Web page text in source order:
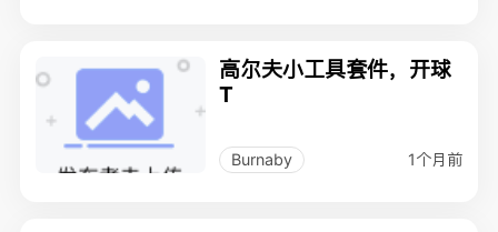
高尔夫小工具套件，开球
T
Burnaby 1个月前